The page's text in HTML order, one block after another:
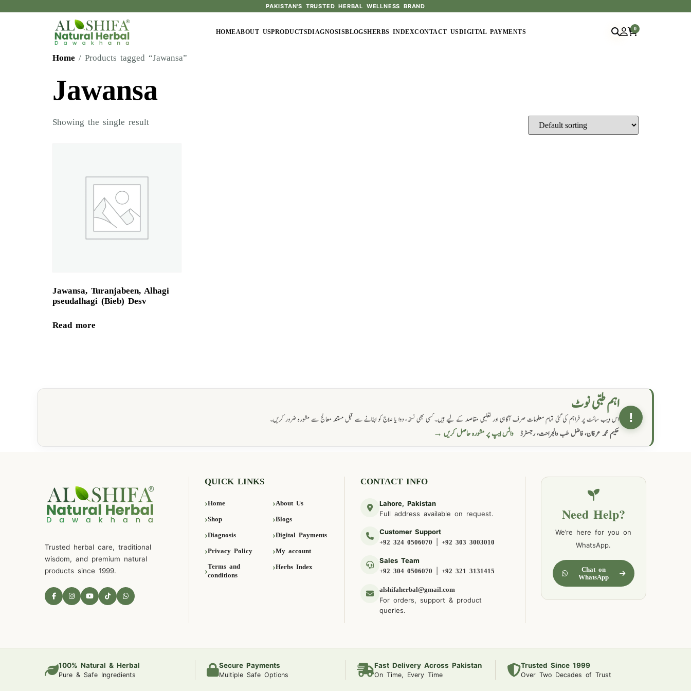
PAKISTAN'S TRUSTED HERBAL WELLNESS BRAND
HOMEABOUT USPRODUCTSDIAGNOSISBLOGSHERBS INDEXCONTACT USDIGITAL PAYMENTS
0
Home / Products tagged “Jawansa”
Jawansa
Showing the single result
Jawansa, Turanjabeen, Alhagi
pseudalhagi (Bieb) Desv
Read more
!
اہم طبی نوٹ
اس ویب سائٹ پر فراہم کی گئی تمام معلومات صرف آگاہی اور تعلیمی مقاصد کے لیے ہیں۔ کسی بھی نسخہ، دوا یا علاج کو اپنانے سے قبل مستند معالج سے مشورہ ضرور کریں۔
حکیم محمد عرفان، فاضل طب والجراحت، رجسٹرڈ واٹس ایپ پر مشورہ حاصل کریں →
Trusted herbal care, traditional
wisdom, and premium natural
products since 1999.
QUICK LINKS
Home About Us
Shop Blogs
Diagnosis Digital Payments
Privacy Policy My account
Terms and
conditions
Herbs Index
CONTACT INFO
Lahore, Pakistan
Full address available on request.
Customer Support
+92 324 0506070 |+92 303 3003010
Sales Team
+92 304 0506070 |+92 321 3131415
alshifaherbal@gmail.com
For orders, support & product
queries.
Need Help?
We’re here for you on
WhatsApp.
Chat on
WhatsApp
100% Natural & Herbal
Pure & Safe Ingredients
Secure Payments
Multiple Safe Options
Fast Delivery Across Pakistan
On Time, Every Time
Trusted Since 1999
Over Two Decades of Trust